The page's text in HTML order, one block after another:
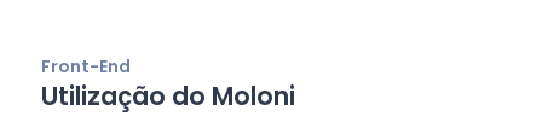
Front-End
Utilização do Moloni